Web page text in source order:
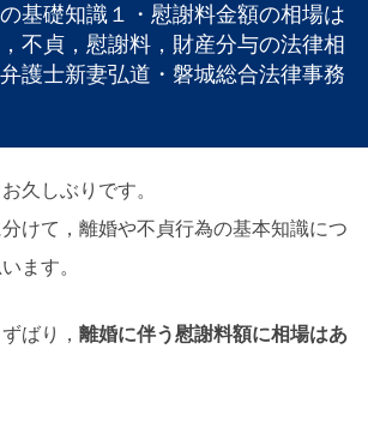
基礎知識１・慰謝料金額の相場は
不貞，慰謝料，財産分与の法律相
護士新妻弘道・磐城総合法律事務
久しぶりです。
けて，離婚や不貞行為の基本知識につ
ます。
ばり， 離婚に伴う慰謝料額に相場はあ